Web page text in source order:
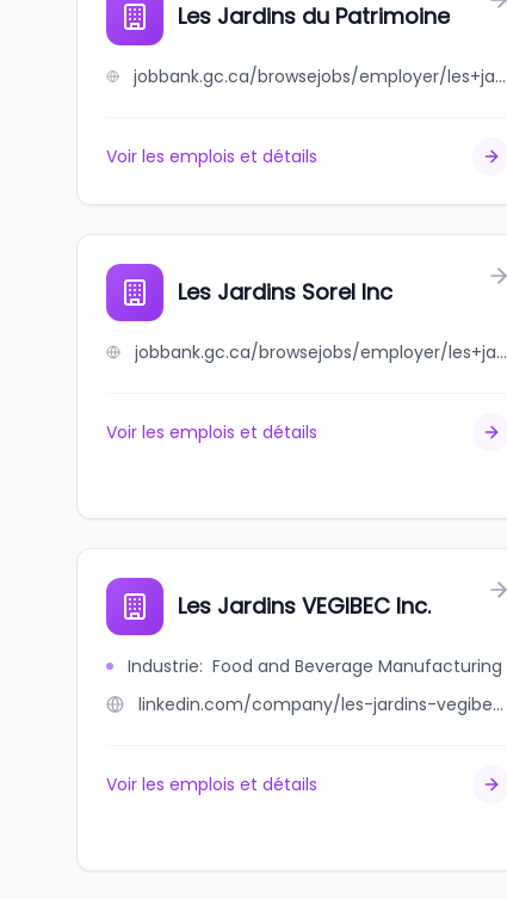
Les Jardins du Patrimoine
jobbank.gc.ca/browsejobs/employer/les+jardins+du+patrimoine/ca
Voir les emplois et détails
Les Jardins Sorel Inc
jobbank.gc.ca/browsejobs/employer/les+jardins+sorel+inc/ca
Voir les emplois et détails
Les Jardins VEGIBEC Inc.
Industrie: Food and Beverage Manufacturing
linkedin.com/company/les-jardins-vegibec-inc
Voir les emplois et détails